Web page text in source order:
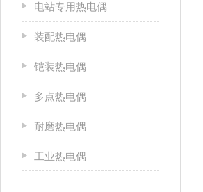
电站专用热电偶
装配热电偶
铠装热电偶
多点热电偶
耐磨热电偶
工业热电偶